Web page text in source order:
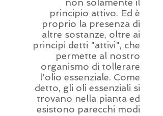
non solamente il
principio attivo. Ed è
proprio la presenza di
altre sostanze, oltre ai
principi detti "attivi", che
permette al nostro
organismo di tollerare
l'olio essenziale. Come
detto, gli oli essenziali si
trovano nella pianta ed
esistono parecchi modi